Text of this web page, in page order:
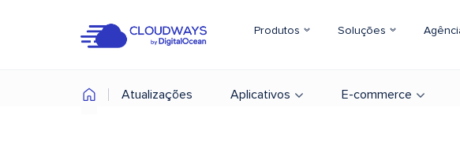
Produtos Soluções
Atualizações Aplicativos E-commerce